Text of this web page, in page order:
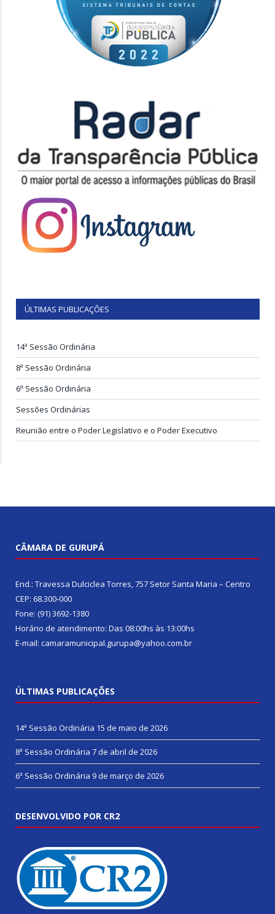
ÚLTIMAS PUBLICAÇÕES
14ª Sessão Ordinária
8ª Sessão Ordinária
6ª Sessão Ordinária
Sessões Ordinárias
Reunião entre o Poder Legislativo e o Poder Executivo
CÂMARA DE GURUPÁ
End.: Travessa Dulciclea Torres, 757 Setor Santa Maria – Centro
CEP: 68.300-000
Fone: (91) 3692-1380
Horário de atendimento: Das 08:00hs às 13:00hs
E-mail: camaramunicipal.gurupa@yahoo.com.br
ÚLTIMAS PUBLICAÇÕES
14ª Sessão Ordinária 15 de maio de 2026
8ª Sessão Ordinária 7 de abril de 2026
6ª Sessão Ordinária 9 de março de 2026
DESENVOLVIDO POR CR2